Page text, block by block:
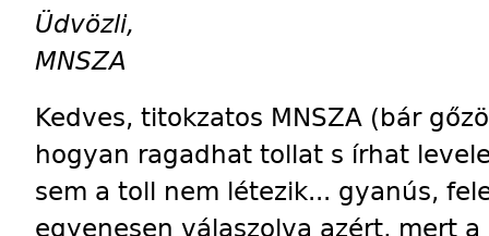
Üdvözli,
MNSZA
Kedves, titokzatos MNSZA (bár
hogyan ragadhat tollat s írhat
sem a toll nem létezik... gyanús,
egyenesen válaszolva azért, mert